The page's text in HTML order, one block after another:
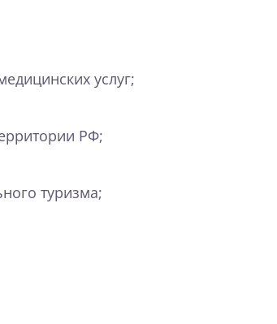
услуг;
РФ;
туризма;